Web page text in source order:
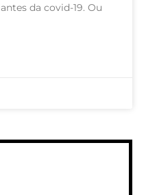
da covid-19. Ou